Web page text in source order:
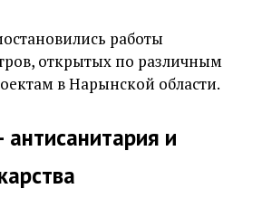
работы
открытых по различным
в Нарынской области.
и